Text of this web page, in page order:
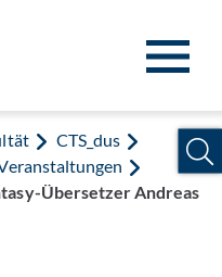
CTS_dus
Übersetzer Andreas